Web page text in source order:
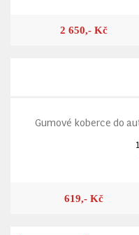
2 650,- Kč
Gumové koberce do
619,- Kč